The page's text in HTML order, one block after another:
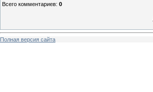
Всего комментариев: 0
Полная версия сайта